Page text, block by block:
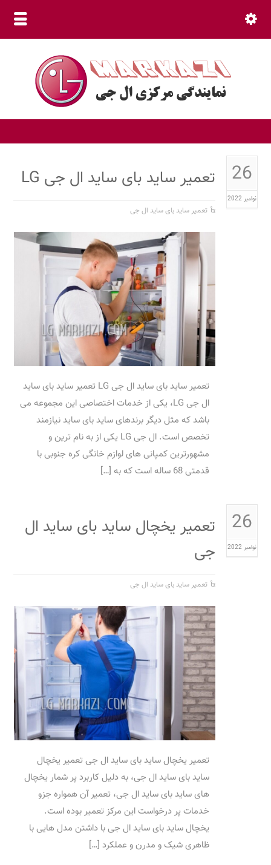
26
نوامبر 2022
تعمیر ساید بای ساید ال جی LG
تعمیر ساید بای ساید ال جی
تعمیر ساید بای ساید ال جی LG تعمیر ساید بای ساید
ال جی LG، یکی از خدمات اختصاصی این مجموعه می
باشد که مثل دیگر برندهای ساید بای ساید نیازمند
تخصص است. ال جی LG یکی از به نام ترین و
مشهورترین کمپانی های لوازم خانگی کره جنوبی با
قدمتی 68 ساله است که به […]
26
نوامبر 2022
تعمیر یخچال ساید بای ساید ال
جی
تعمیر ساید بای ساید ال جی
تعمیر یخچال ساید بای ساید ال جی تعمیر یخچال
ساید بای ساید ال جی، به دلیل کاربرد پر شمار یخچال
های ساید بای ساید ال جی، تعمیر آن همواره جزو
خدمات پر درخواست این مرکز تعمیر بوده است.
یخچال ساید بای ساید ال جی با داشتن مدل هایی با
ظاهری شیک و مدرن و عملکرد […]